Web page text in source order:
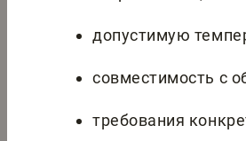
допустимую
совместимость с
требования